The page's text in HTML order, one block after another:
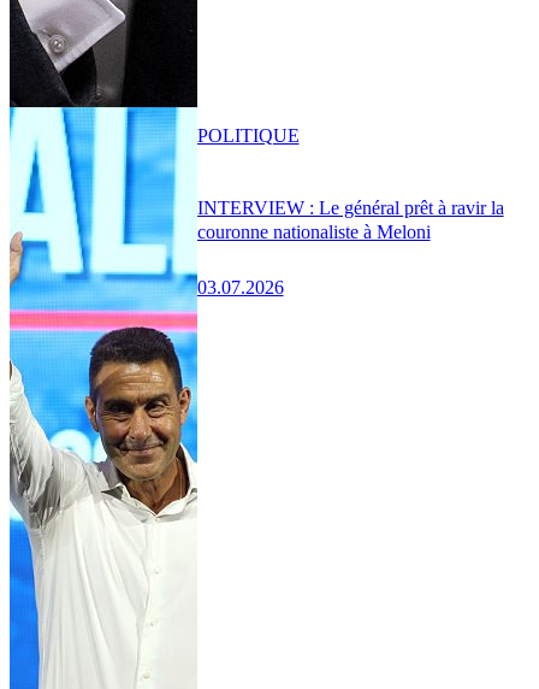
INTERVIEW : Le général prêt à ravir la
couronne nationaliste à Meloni
03.07.2026
POLITIQUE